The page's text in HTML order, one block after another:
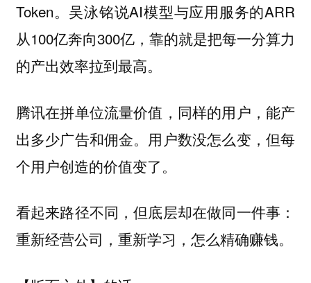
Token。吴泳铭说AI模型与应用服务的ARR
从100亿奔向300亿，靠的就是把每一分算力
的产出效率拉到最高。
腾讯在拼单位流量价值，同样的用户，能产
出多少广告和佣金。用户数没怎么变，但每
个用户创造的价值变了。
看起来路径不同，但底层却在做同一件事：
重新经营公司，重新学习，怎么精确赚钱。